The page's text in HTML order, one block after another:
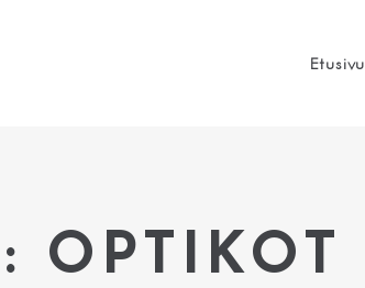
Etusivu
OPTIKOT